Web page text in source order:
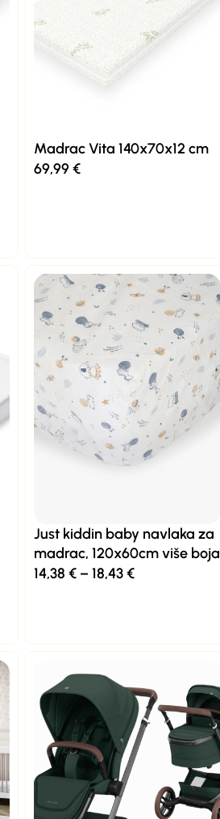
Madrac Vita 140x70x12 cm
69,99€
Just kiddin baby navlaka za
madrac, 120x60cm više boja
14,38 € – 18,43€